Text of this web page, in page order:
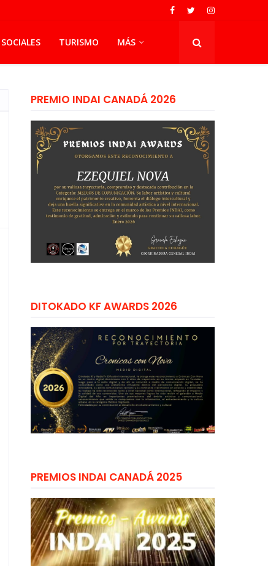
SOCIALES TURISMO MÁS
PREMIO INDAI CANADÁ 2026
DITOKADO KF AWARDS 2026
PREMIOS INDAI CANADÁ 2025